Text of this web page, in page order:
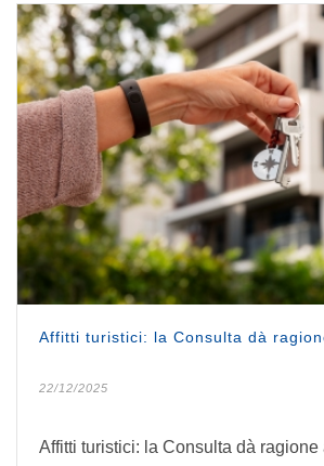
Affitti turistici: la Consulta dà
22/12/2025
Affitti turistici: la Consulta dà ragione